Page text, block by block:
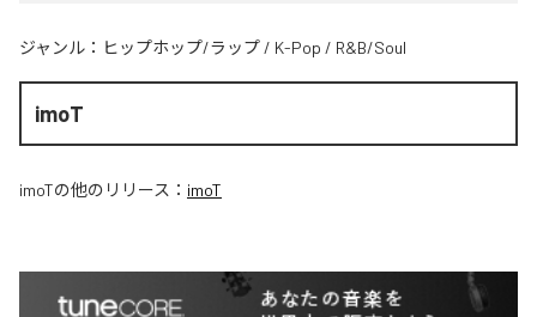
ジャンル： ヒップホップ/ラップ / K-Pop / R&B/Soul
imoT
imoTの他のリリース： imoT